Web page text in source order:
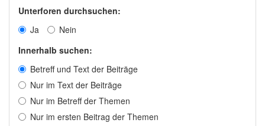
Unterforen durchsuchen:
Ja
Nein
Innerhalb suchen:
Betreff und Text der Beiträge
Nur im Text der Beiträge
Nur im Betreff der Themen
Nur im ersten Beitrag der Themen